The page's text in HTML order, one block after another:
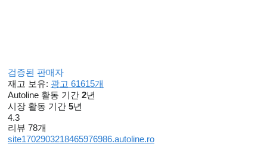
검증된 판매자
재고 보유: 광고 61615개
Autoline 활동 기간 2년
시장 활동 기간 5년
4.3
리뷰 78개
site1702903218465976986.autoline.ro